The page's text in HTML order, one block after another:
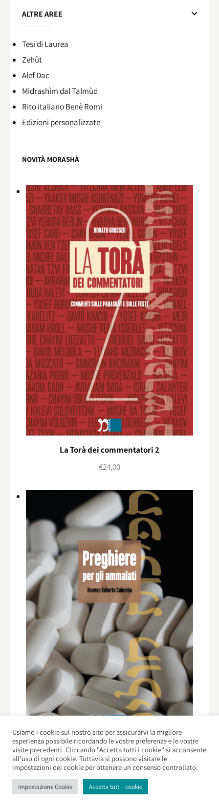
ALTRE AREE
Tesi di Laurea
Zehùt
Alef Dac
Midrashìm dal Talmùd
Rito italiano Benè Romi​
Edizioni personalizzate
NOVITÀ MORASHÀ
La Torà dei commentatori 2
€24,00
Preghiere per gli ammalati
€9,00
Usiamo i cookie sul nostro sito per assicurarvi la migliore
esperienza possibile ricordando le vostre preferenze e le vostre
visite precedenti. Cliccando "Accetta tutti i cookie" si acconsente
all'uso di ogni cookie. Tuttavia si possono visitare le
impostazioni dei cookie per ottenere un consenso controllato.
Impostazione Cookie Accetta tutti i cookie